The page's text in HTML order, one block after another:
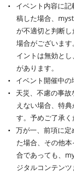
イベント内容に
稿した場合、
が不適切と判断
場合がございま
イントは無効と
があります。
イベント開催中の
天災、不慮の事
えない場合、特
す。予めご了承く
万が一、前項に
た場合、その他
合であっても、
ジタルコンテン